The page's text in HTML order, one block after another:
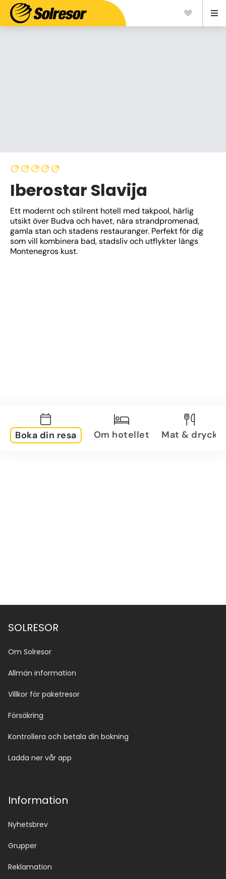
Iberostar Slavija
Ett modernt och stilrent hotell med takpool, härlig
utsikt över Budva och havet, nära strandpromenad,
gamla stan och stadens restauranger. Perfekt för dig
som vill kombinera bad, stadsliv och utflykter längs
Montenegros kust.
Boka din resa Om hotellet Mat & dryck
SOLRESOR
Om Solresor
Allmän information
Villkor för paketresor
Försäkring
Kontrollera och betala din bokning
Ladda ner vår app
Information
Nyhetsbrev
Grupper
Reklamation